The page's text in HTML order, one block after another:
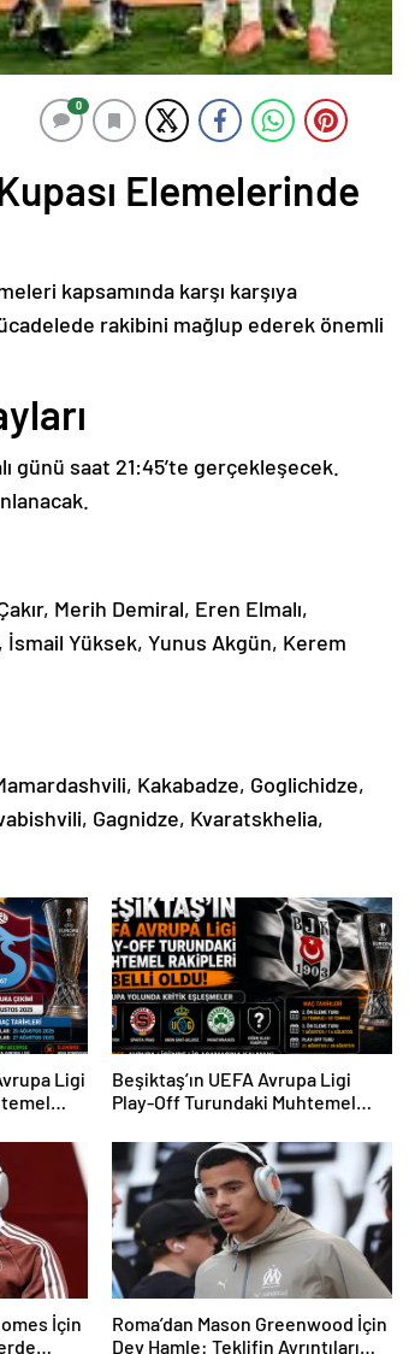
0
Elemelerinde
kapsamında karşı karşıya
rakibini mağlup ederek önemli
günü saat 21:45’te gerçekleşecek.
Merih Demiral, Eren Elmalı,
Yüksek, Yunus Akgün, Kerem
Kakabadze, Goglichidze,
Gagnidze, Kvaratskhelia,
Ligi
Beşiktaş’ın UEFA Avrupa Ligi
Play-Off Turundaki Muhtemel
Yolunda Kritik Eşleşmeler
İçin
Roma’dan Mason Greenwood İçin
Dev Hamle: Teklifin Ayrıntıları